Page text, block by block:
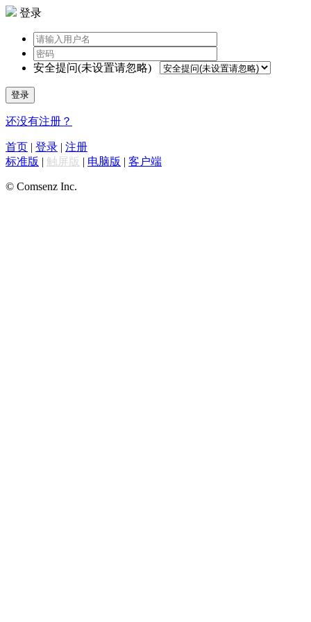
登录
安全提问(未设置请忽略)
登录
还没有注册？
首页 | 登录 | 注册
标准版 | 触屏版 | 电脑版 | 客户端
© Comsenz Inc.